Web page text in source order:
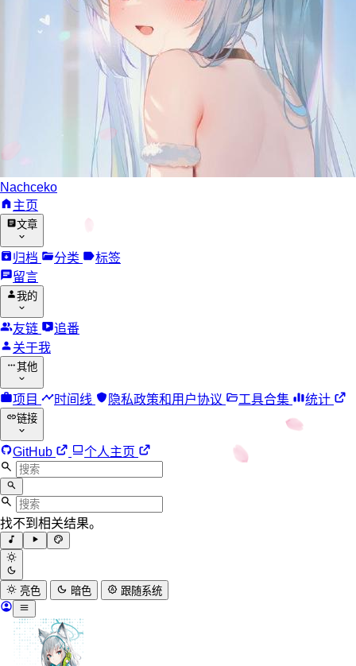
Nachceko
主页
文章
归档 分类
标签
留言
我的
友链
追番
关于我
其他
项目 时间线 隐私政策和用户协议 工具合集 统计
链接
GitHub 个人主页
找不到相关结果。
亮色 暗色 跟随系统